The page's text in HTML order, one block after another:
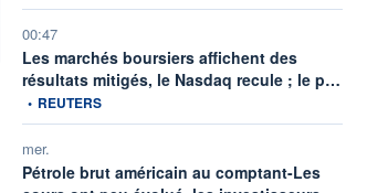
00:47
Les marchés boursiers affichent des
résultats mitigés, le Nasdaq recule ; le p…
• REUTERS
mer.
Pétrole brut américain au comptant-Les